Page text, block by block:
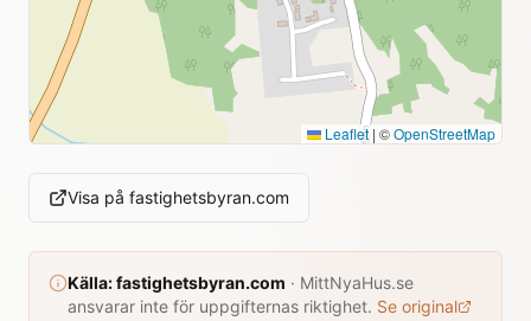
Leaflet | ©OpenStreetMap
Visa på fastighetsbyran.com
Källa:fastighetsbyran.com · MittNyaHus.se
ansvarar inte för uppgifternas riktighet. Se original